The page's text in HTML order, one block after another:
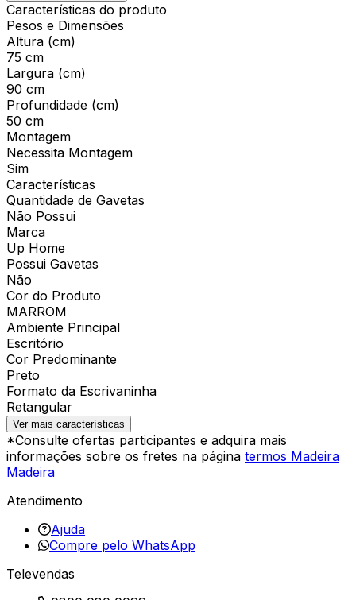
Características do produto
Pesos e Dimensões
Altura (cm)
75 cm
Largura (cm)
90 cm
Profundidade (cm)
50 cm
Montagem
Necessita Montagem
Sim
Características
Quantidade de Gavetas
Não Possui
Marca
Up Home
Possui Gavetas
Não
Cor do Produto
MARROM
Ambiente Principal
Escritório
Cor Predominante
Preto
Formato da Escrivaninha
Retangular
Ver mais características
*Consulte ofertas participantes e adquira mais
informações sobre os fretes na página termos Madeira
Madeira
Atendimento
Ajuda
Compre pelo WhatsApp
Televendas